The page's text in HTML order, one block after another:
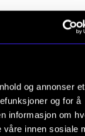
og annonser et
og for å
informasjon om
innen sosiale
til Mira
Mira
valgt av Runar